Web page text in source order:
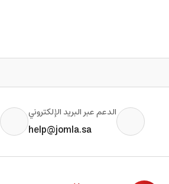
الدعم عبر البريد الإلكتروني
help@jomla.sa